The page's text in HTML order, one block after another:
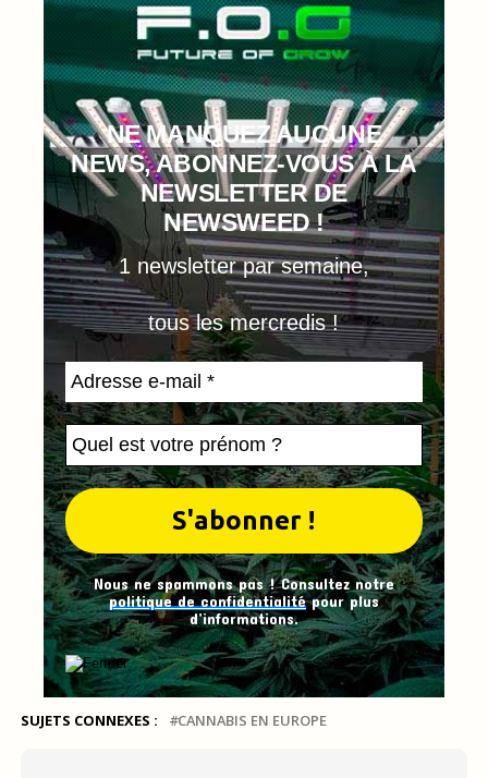
NE MANQUEZ AUCUNE
NEWS, ABONNEZ-VOUS À LA
NEWSLETTER DE
NEWSWEED !
1 newsletter par semaine,
tous les mercredis !
Nous ne spammons pas ! Consultez notre
politique de confidentialitépour plus
d’informations.
SUJETS CONNEXES : CANNABIS EN EUROPE